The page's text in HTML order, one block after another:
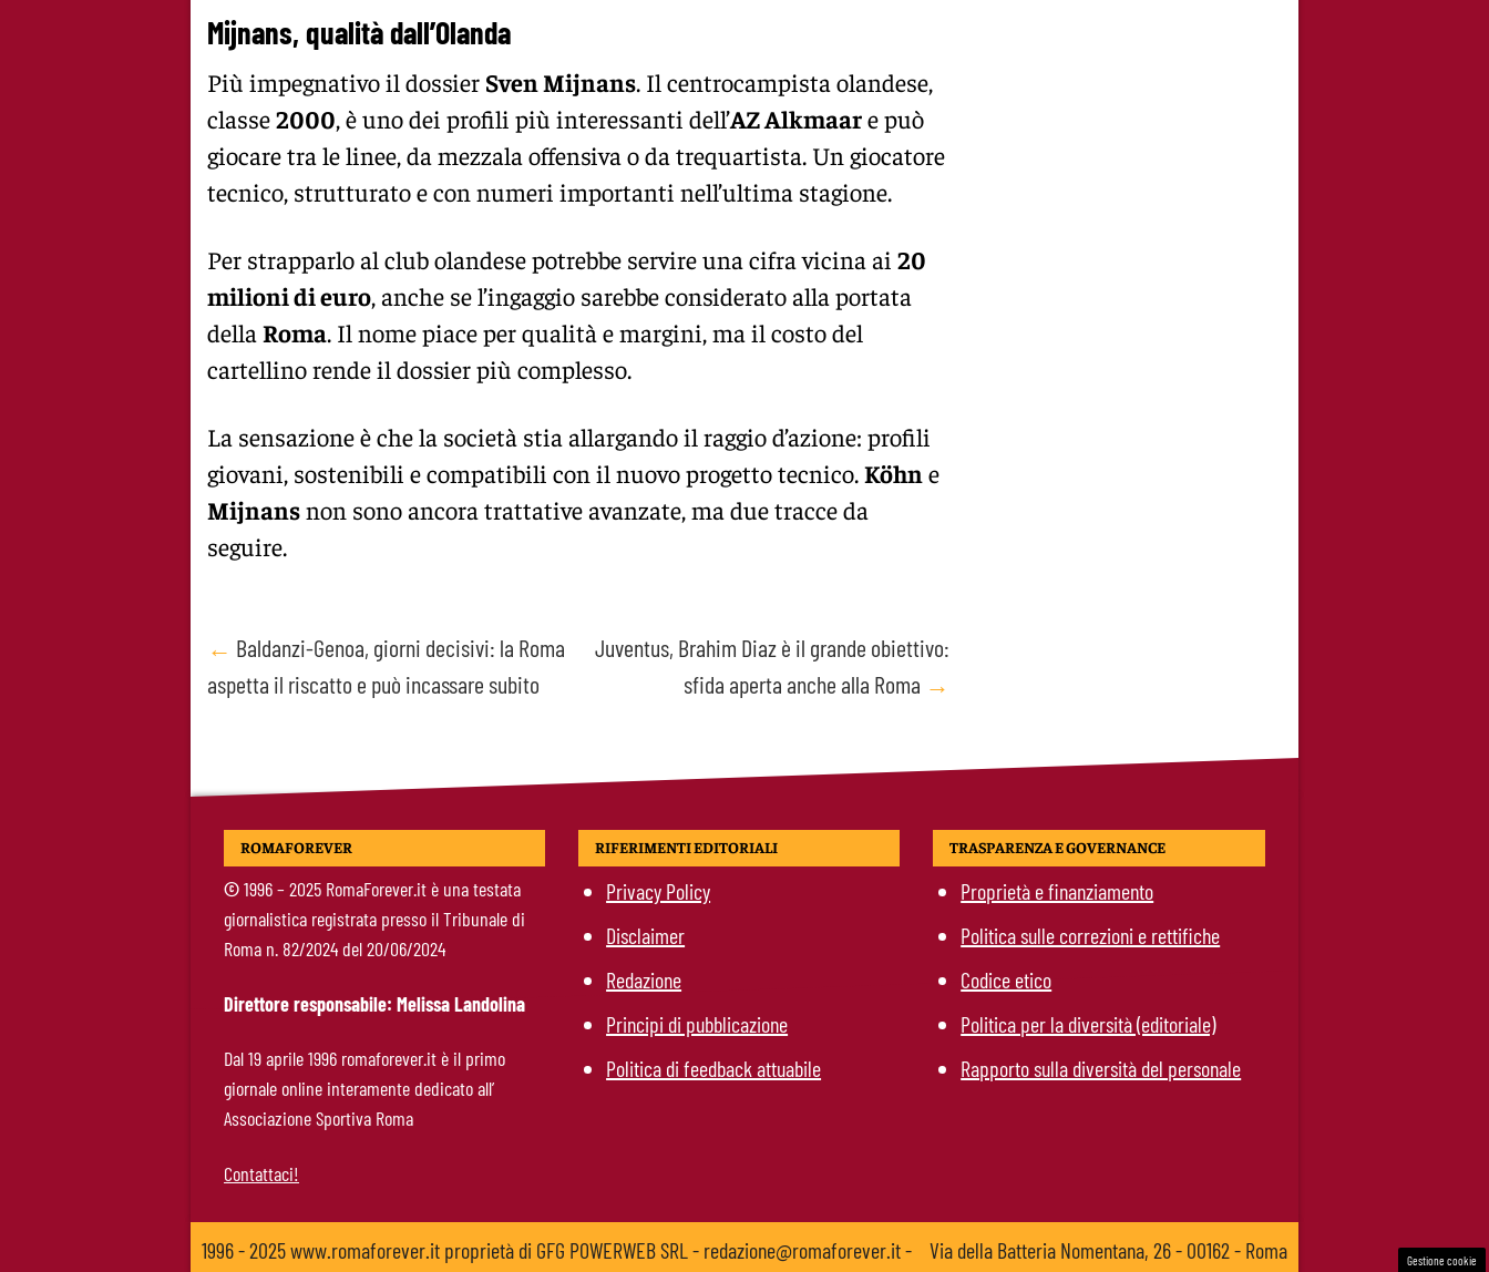
Mijnans, qualità dall’Olanda
Più impegnativo il dossier Sven Mijnans. Il centrocampista olandese,
classe2000, è uno dei profili più interessanti dell’AZ Alkmaare può
giocare tra le linee, da mezzala offensiva o da trequartista. Un giocatore
tecnico, strutturato e con numeri importanti nell’ultima stagione.
Per strapparlo al club olandese potrebbe servire una cifra vicina ai 20
milioni di euro, anche se l’ingaggio sarebbe considerato alla portata
della Roma. Il nome piace per qualità e margini, ma il costo del
cartellino rende il dossier più complesso.
La sensazione è che la società stia allargando il raggio d’azione: profili
giovani, sostenibili e compatibili con il nuovo progetto tecnico.Köhne
Mijnansnon sono ancora trattative avanzate, ma due tracce da
seguire.
Post
navigation
← Baldanzi-Genoa, giorni decisivi: la Roma
aspetta il riscatto e può incassare subito
Juventus, Brahim Diaz è il grande obiettivo:
sfida aperta anche alla Roma →
ROMAFOREVER
©1996 – 2025 RomaForever.it è una testata
giornalistica registrata presso il Tribunale di
Roma n. 82/2024 del 20/06/2024
Direttore responsabile: Melissa Landolina
Dal 19 aprile 1996 romaforever.it è il primo
giornale online interamente dedicato all’
Associazione Sportiva Roma
Contattaci!
RIFERIMENTI EDITORIALI
Privacy Policy
Disclaimer
Redazione
Principi di pubblicazione
Politica di feedback attuabile
TRASPARENZA E GOVERNANCE
Proprietà e finanziamento
Politica sulle correzioni e rettifiche
Codice etico
Politica per la diversità (editoriale)
Rapporto sulla diversità del personale
1996 - 2025 www.romaforever.it proprietà di GFG POWERWEB SRL - redazione@romaforever.it - Via della Batteria Nomentana, 26 - 00162 - Roma Gestione cookie